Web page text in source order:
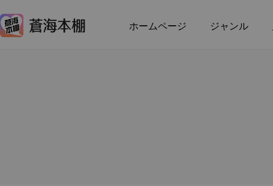
ホームページ ジャンル